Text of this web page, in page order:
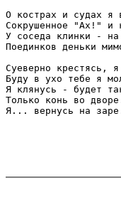
О кострах и судах я
Сокрушенное "Ах!" и
У соседа клинки -
Поединков деньки
Суеверно крестясь,
Буду в ухо тебе я
Я клянусь - будет
Только конь во